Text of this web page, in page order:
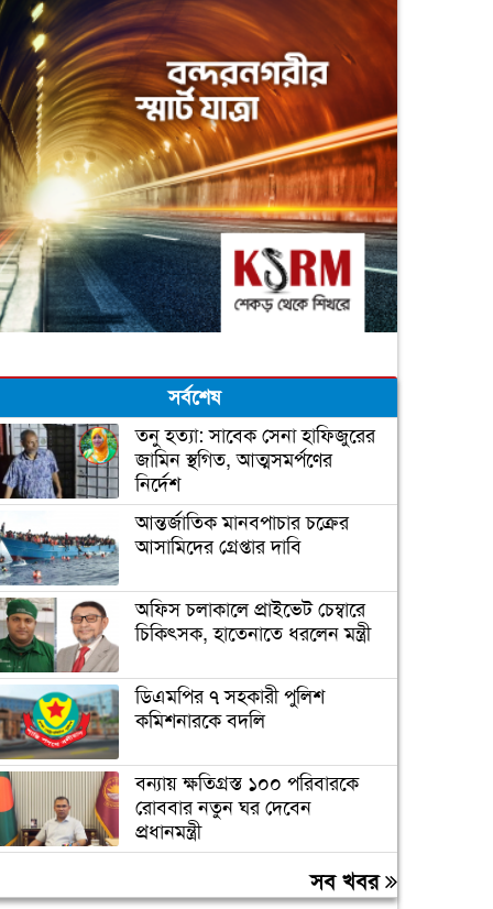
সর্বশেষ
তনু হত্যা: সাবেক সেনা হাফিজুরের
জামিন স্থগিত, আত্মসমর্পণের
নির্দেশ
আন্তর্জাতিক মানবপাচার চক্রের
আসামিদের গ্রেপ্তার দাবি
অফিস চলাকালে প্রাইভেট চেম্বারে
চিকিৎসক, হাতেনাতে ধরলেন মন্ত্রী
ডিএমপির ৭ সহকারী পুলিশ
কমিশনারকে বদলি
বন্যায় ক্ষতিগ্রস্ত ১০০ পরিবারকে
রোববার নতুন ঘর দেবেন
প্রধানমন্ত্রী
তিন দিনের মধ্যে গ্যাস সরবরাহ
স্বাভাবিক হবে: জ্বালানিমন্ত্রীসব খবর